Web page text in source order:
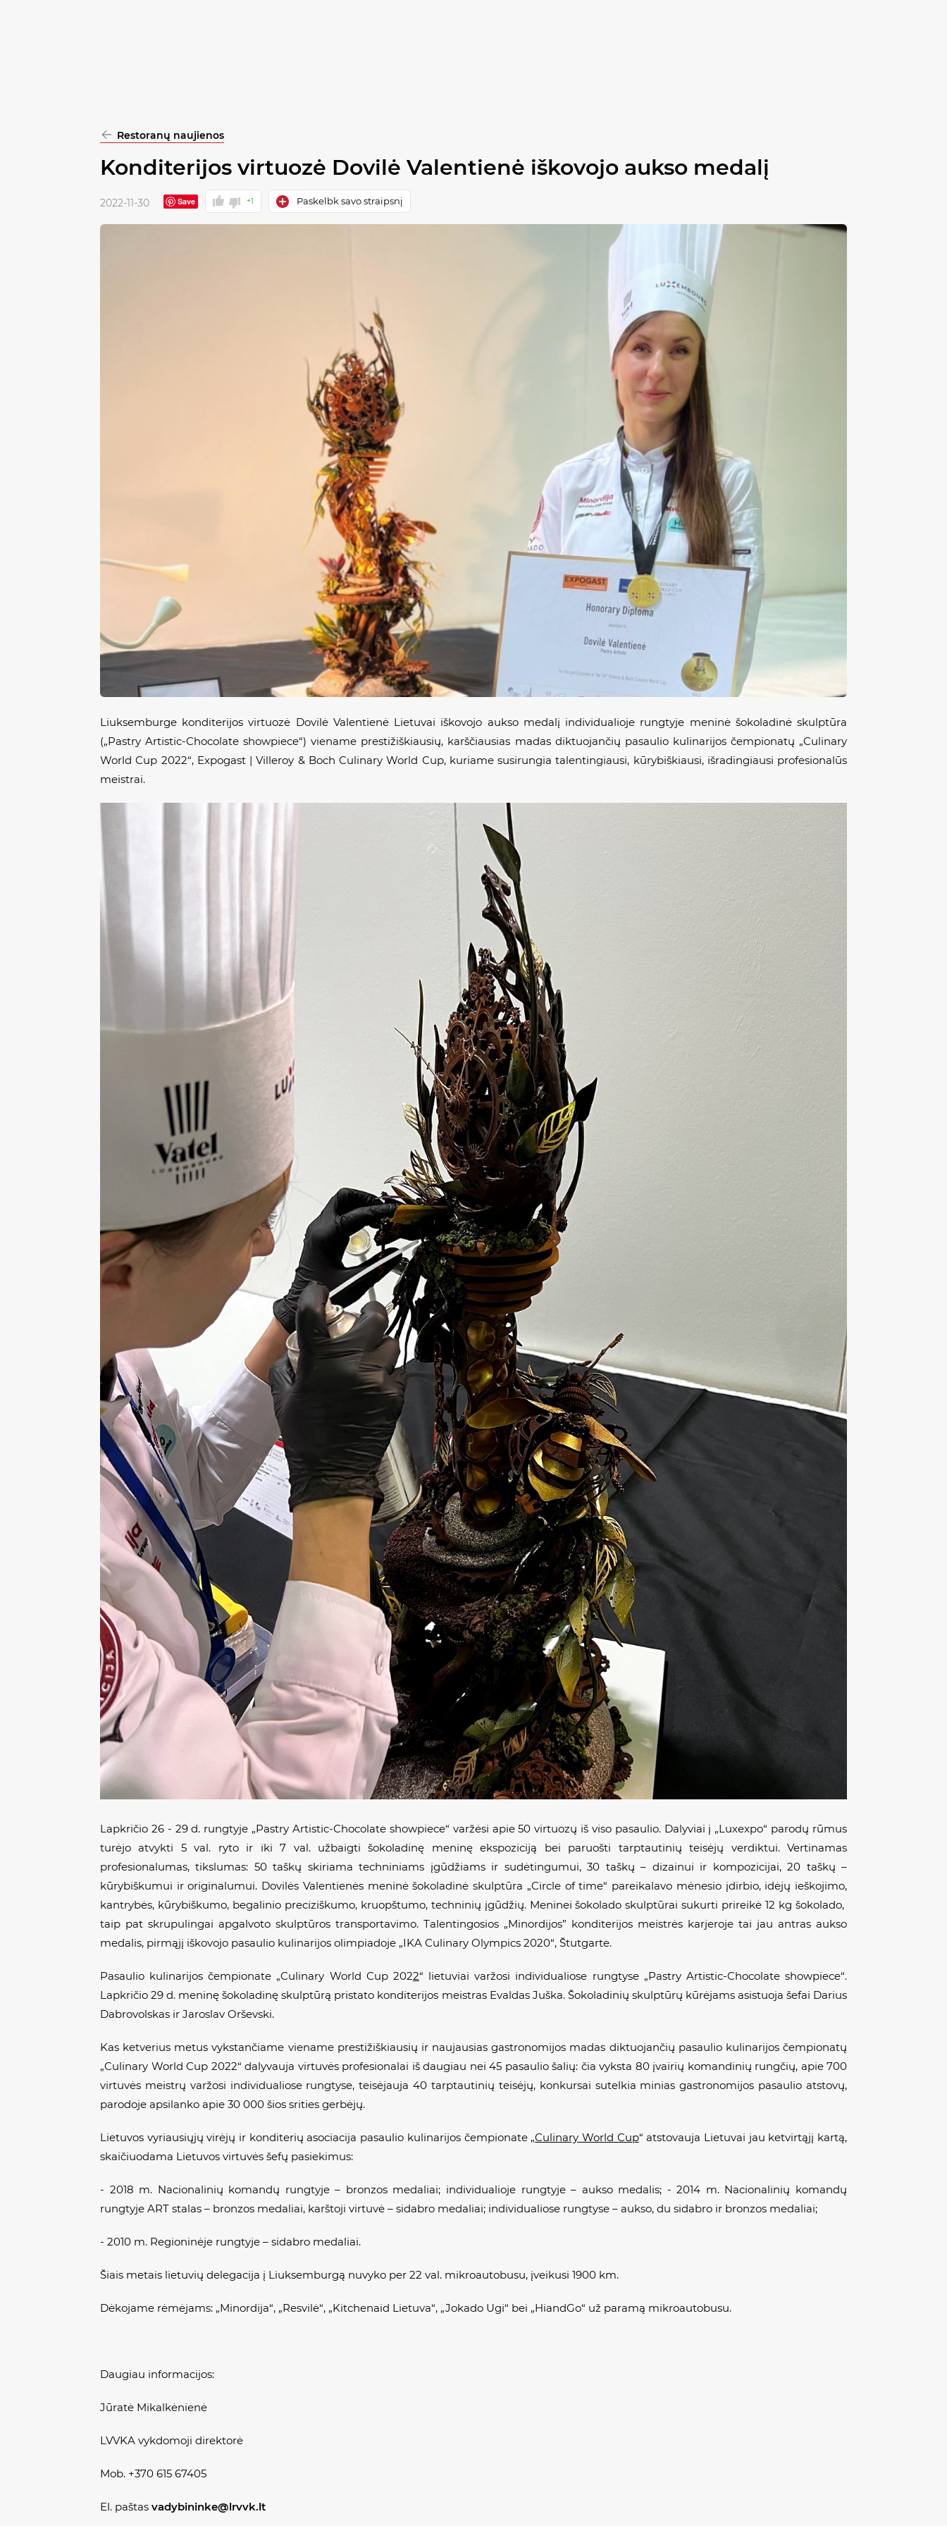
Restoranų naujienos
Konditerijos virtuozė Dovilė Valentienė iškovojo aukso medalį
2022-11-30 Save +1 Paskelbk savo straipsnį
Liuksemburge konditerijos virtuozė Dovilė Valentienė Lietuvai iškovojo aukso medalį individualioje rungtyje meninė šokoladinė skulptūra
(„Pastry Artistic-Chocolate showpiece“)viename prestižiškiausių, karščiausias madas diktuojančių pasaulio kulinarijos čempionatų „Culinary
World Cup 2022“, Expogast | Villeroy & Boch Culinary World Cup,kuriame susirungia talentingiausi, kūrybiškiausi, išradingiausi profesionalūs
meistrai.
Lapkričio 26 - 29 d. rungtyje „Pastry Artistic-Chocolate showpiece“ varžėsi apie 50 virtuozų iš viso pasaulio. Dalyviai į „Luxexpo“ parodų rūmus
turėjo atvykti 5 val. ryto ir iki 7 val. užbaigti šokoladinę meninę ekspoziciją bei paruošti tarptautinių teisėjų verdiktui. Vertinamas
profesionalumas, tikslumas: 50 taškų skiriama techniniams įgūdžiams ir sudėtingumui, 30 taškų – dizainui ir kompozicijai, 20 taškų –
kūrybiškumui ir originalumui. Dovilės Valentienės meninė šokoladinė skulptūra „Circle of time“ pareikalavo mėnesio įdirbio, idėjų ieškojimo,
kantrybės, kūrybiškumo, begalinio preciziškumo, kruopštumo, techninių įgūdžių. Meninei šokolado skulptūrai sukurti prireikė 12 kg šokolado,
taip pat skrupulingai apgalvoto skulptūros transportavimo. Talentingosios „Minordijos” konditerijos meistrės karjeroje tai jau antras aukso
medalis, pirmąjį iškovojo pasaulio kulinarijos olimpiadoje „IKA Culinary Olympics 2020“, Štutgarte.
Pasaulio kulinarijos čempionate „Culinary World Cup 2022“ lietuviai varžosi individualiose rungtyse „Pastry Artistic-Chocolate showpiece“.
Lapkričio 29 d. meninę šokoladinę skulptūrą pristato konditerijos meistras Evaldas Juška. Šokoladinių skulptūrų kūrėjams asistuoja šefai Darius
Dabrovolskas ir Jaroslav Orševski.
Kas ketverius metus vykstančiame viename prestižiškiausių ir naujausias gastronomijos madas diktuojančių pasaulio kulinarijos čempionatų
„Culinary World Cup 2022“ dalyvauja virtuvės profesionalai iš daugiau nei 45 pasaulio šalių: čia vyksta 80 įvairių komandinių rungčių, apie 700
virtuvės meistrų varžosi individualiose rungtyse, teisėjauja 40 tarptautinių teisėjų, konkursai sutelkia minias gastronomijos pasaulio atstovų,
parodoje apsilanko apie 30 000 šios srities gerbėjų.
Lietuvos vyriausiųjų virėjų ir konditerių asociacija pasaulio kulinarijos čempionate „Culinary World Cup“atstovauja Lietuvai jau ketvirtąjį kartą,
skaičiuodama Lietuvos virtuvės šefų pasiekimus:
- 2018 m. Nacionalinių komandų rungtyje – bronzos medaliai; individualioje rungtyje – aukso medalis; - 2014 m. Nacionalinių komandų
rungtyje ART stalas – bronzos medaliai, karštoji virtuvė – sidabro medaliai; individualiose rungtyse – aukso, du sidabro ir bronzos medaliai;
- 2010 m. Regioninėje rungtyje – sidabro medaliai.
Šiais metais lietuvių delegacija į Liuksemburgą nuvyko per 22 val. mikroautobusu, įveikusi 1900 km.
Dėkojame rėmėjams: „Minordija“, „Resvilė“, „Kitchenaid Lietuva“, „Jokado Ugi“ bei „HiandGo“ už paramą mikroautobusu.
Daugiau informacijos:
Jūratė Mikalkėnienė
LVVKA vykdomoji direktorė
Mob. +370 615 67405
El. paštas vadybininke@lrvvk.lt